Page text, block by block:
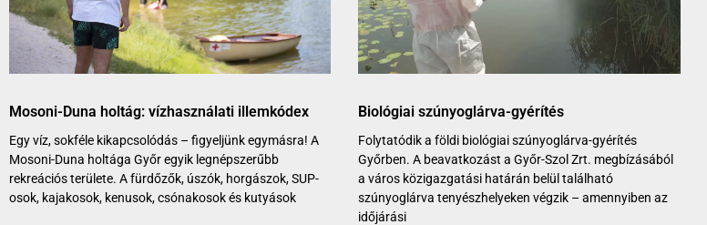
Mosoni-Duna holtág: vízhasználati illemkódex
Egy víz, sokféle kikapcsolódás – figyeljünk egymásra! A
Mosoni-Duna holtága Győr egyik legnépszerűbb
rekreációs területe. A fürdőzők, úszók, horgászok, SUP-
osok, kajakosok, kenusok, csónakosok és kutyások
Biológiai szúnyoglárva-gyérítés
Folytatódik a földi biológiai szúnyoglárva-gyérítés
Győrben. A beavatkozást a Győr-Szol Zrt. megbízásából
a város közigazgatási határán belül található
szúnyoglárva tenyészhelyeken végzik – amennyiben az
időjárási